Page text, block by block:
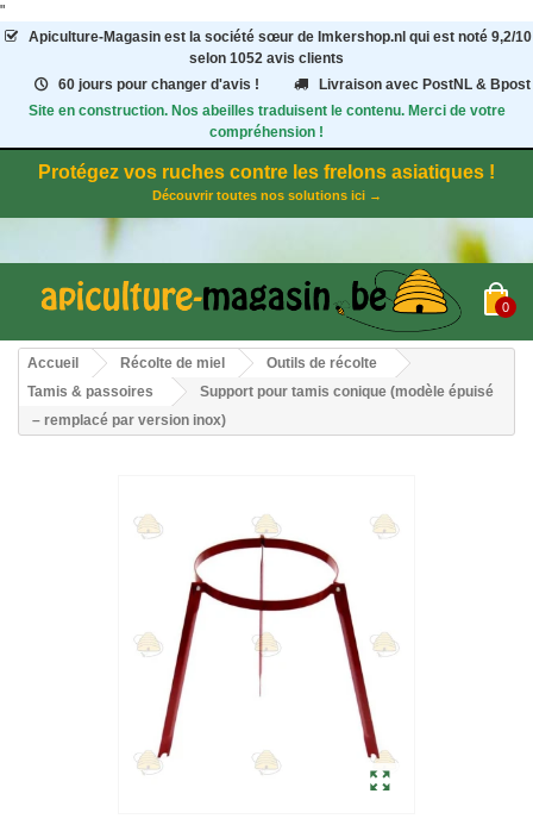
"
Apiculture-Magasinest la société sœur de Imkershop.nl qui est noté 9,2/10
selon 1052 avis clients
60 jours pour changer d'avis !
Livraison avec PostNL & Bpost
Site en construction. Nos abeilles traduisent le contenu. Merci de votre
compréhension !
Protégez vos ruches contre les frelons asiatiques !
Découvrir toutes nos solutions ici →
0
Accueil Récolte de miel
Outils de récolte
Tamis & passoires
Support pour tamis conique (modèle épuisé
– remplacé par version inox)